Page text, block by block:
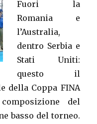
Fuori la
Romania e
l’Australia,
dentro Serbia e
Stati Uniti:
questo il
della Coppa FINA
del
basso del torneo.